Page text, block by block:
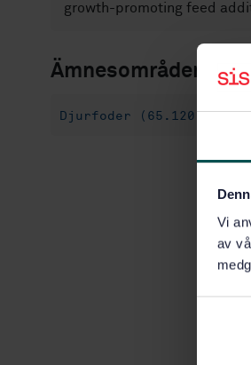
Vi
av
growth-promoting feed
Ämnesområden
Djurfoder (65.120)